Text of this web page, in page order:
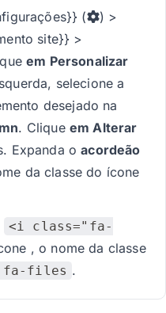
(
) >
site}} >
em Personalizar
selecione a
desejado na
. Clique em Alterar
Expanda oacordeão
da classe do ícone
<i class="fa-
, o nome da classe
fa-files .